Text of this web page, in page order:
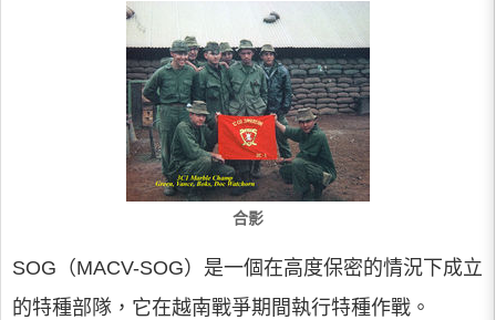
合影
SOG（MACV-SOG）是一個在高度保密的情況下成立
的特種部隊，它在越南戰爭期間執行特種作戰。